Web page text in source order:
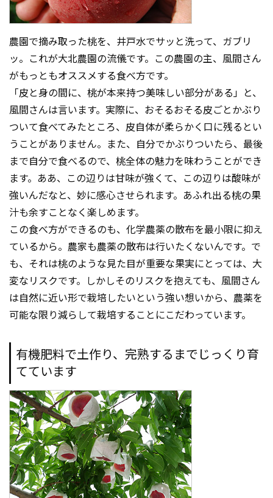
農園で摘み取った桃を、井戸水でサッと洗って、ガブリ
ッ。これが大北農園の流儀です。この農園の主、風間さん
がもっともオススメする食べ方です。
「皮と身の間に、桃が本来持つ美味しい部分がある」と、
風間さんは言います。実際に、おそるおそる皮ごとかぶり
ついて食べてみたところ、皮自体が柔らかく口に残るとい
うことがありません。また、自分でかぶりついたら、最後
まで自分で食べるので、桃全体の魅力を味わうことができ
ます。ああ、この辺りは甘味が強くて、この辺りは酸味が
強いんだなと、妙に感心させられます。あふれ出る桃の果
汁も余すことなく楽しめます。
この食べ方ができるのも、化学農薬の散布を最小限に抑え
ているから。農家も農薬の散布は行いたくないんです。で
も、それは桃のような見た目が重要な果実にとっては、大
変なリスクです。しかしそのリスクを抱えても、風間さん
は自然に近い形で栽培したいという強い想いから、農薬を
可能な限り減らして栽培することにこだわっています。
有機肥料で土作り、完熟するまでじっくり育
てています